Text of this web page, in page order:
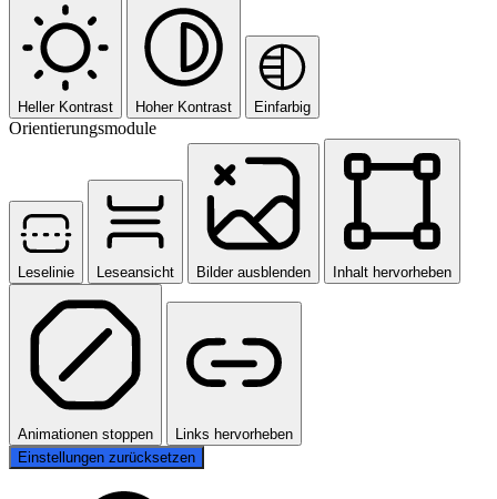
Heller Kontrast Hoher Kontrast Einfarbig
Orientierungsmodule
Leselinie Leseansicht Bilder ausblenden Inhalt hervorheben
Animationen stoppen
Links hervorheben
Einstellungen zurücksetzen